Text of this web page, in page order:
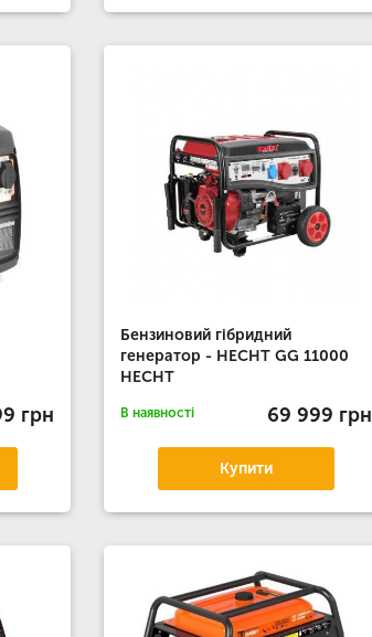
грн
Бензиновий гібридний
генератор - HECHT GG 11000
HECHT
В наявності 69 999 грн
Купити